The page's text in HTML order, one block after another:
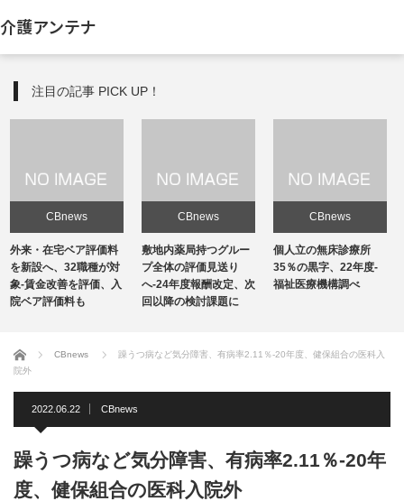
介護アンテナ
注目の記事 PICK UP！
CBnews
敷地内薬局持つグルー
プ全体の評価見送り
へ-24年度報酬改定、次
回以降の検討課題に
CBnews
個人立の無床診療所
35％の黒字、22年度-
福祉医療機構調べ
CBnews
個人立の無床診療所
35％の黒字、22年度-
福祉医療機構調べ
ホーム CBnews
躁うつ病など気分障害、有病率2.11％-20年度、健保組合の医科入
院外
2022.06.22 CBnews
躁うつ病など気分障害、有病率2.11％-20年
度、健保組合の医科入院外